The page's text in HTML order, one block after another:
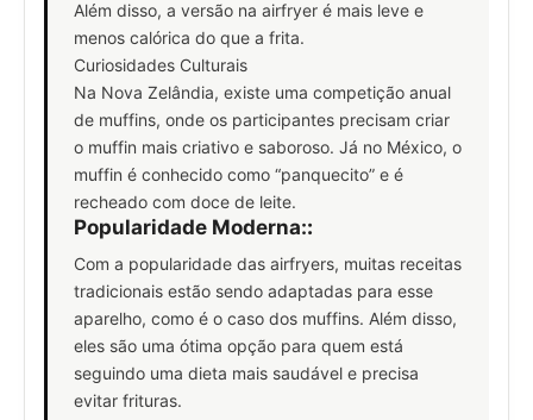
Além disso, a versão na airfryer é mais leve e
menos calórica do que a frita.
Curiosidades Culturais
Na Nova Zelândia, existe uma competição anual
de muffins, onde os participantes precisam criar
o muffin mais criativo e saboroso. Já no México, o
muffin é conhecido como “panquecito” e é
recheado com doce de leite.
Popularidade Moderna::
Com a popularidade das airfryers, muitas receitas
tradicionais estão sendo adaptadas para esse
aparelho, como é o caso dos muffins. Além disso,
eles são uma ótima opção para quem está
seguindo uma dieta mais saudável e precisa
evitar frituras.